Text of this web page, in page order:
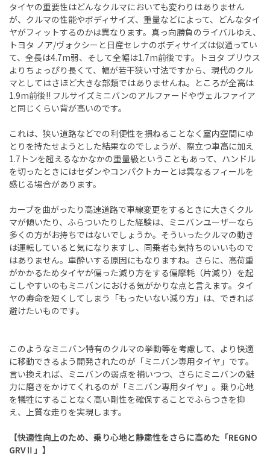
タイヤの重要性はどんなクルマにおいても変わりはありません
が、クルマの性能やボディサイズ、重量などによって、どんなタイ
ヤがフィットするのかは異なります。真っ向勝負のライバルゆえ、
トヨタ ノア/ヴォクシーと日産セレナのボディサイズは似通ってい
て、全長は4.7m弱、そして全幅は1.7m前後です。トヨタ プリウス
よりちょっぴり長くて、幅が若干狭い寸法ですから、現代のクル
マとしてはさほど大きな部類ではありませんね。ところが全高は
1.9m前後!! フルサイズミニバンのアルファードやヴェルファイア
と同じくらい背が高いのです。
これは、狭い道路などでの利便性を損ねることなく室内空間にゆ
とりを持たせようとした結果なのでしょうが、際立つ車高に加え
1.7トンを超えるなかなかの重量級ということもあって、ハンドル
を切ったときにはセダンやコンパクトカーとは異なるフィールを
感じる場合があります。
カーブを曲がったり高速道路で車線変更をするときに大きくクル
マが傾いたり、ふらついたりした経験は、ミニバンユーザーなら
多くの方がお持ちではないでしょうか。そういったクルマの動き
は運転していると気になりますし、同乗者も気持ちのいいもので
はありません。車酔いする原因にもなりますね。さらに、高荷重
がかかるためタイヤが偏った減り方をする偏摩耗（片減り）を起
こしやすいのもミニバンにおける気がかりな点と言えます。タイ
ヤの寿命を短くしてしまう「もったいない減り方」は、できれば
避けたいものです。
このようなミニバン特有のクルマの挙動等を考慮して、より快適
に移動できるよう開発されたのが「ミニバン専用タイヤ」です。
言い換えれば、ミニバンの弱点を補いつつ、さらにミニバンの魅
力に磨きをかけてくれるのが「ミニバン専用タイヤ」。乗り心地
を犠牲にすることなく高い剛性を確保することでふらつきを抑
え、上質な走りを実現します。
【快適性向上のため、乗り心地と静粛性をさらに高めた「REGNO
GRVⅡ」】